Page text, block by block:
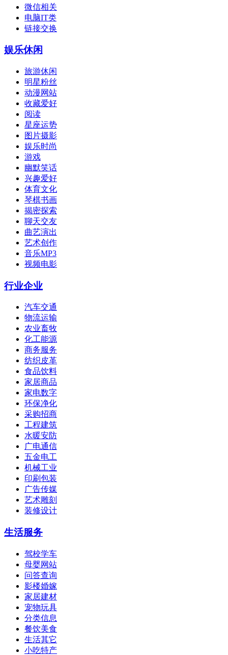
微信相关
电脑IT类
链接交换
娱乐休闲
旅游休闲
明星粉丝
动漫网站
收藏爱好
阅读
星座运势
图片摄影
娱乐时尚
游戏
幽默笑话
兴趣爱好
体育文化
琴棋书画
揭密探索
聊天交友
曲艺演出
艺术创作
音乐MP3
视频电影
行业企业
汽车交通
物流运输
农业畜牧
化工能源
商务服务
纺织皮革
食品饮料
家居商品
家电数字
环保净化
采购招商
工程建筑
水暖安防
广电通信
五金电工
机械工业
印刷包装
广告传媒
艺术雕刻
装修设计
生活服务
驾校学车
母婴网站
问答查询
影楼婚嫁
家居建材
宠物玩具
分类信息
餐饮美食
生活其它
小吃特产